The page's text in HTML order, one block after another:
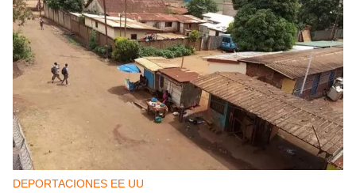
DEPORTACIONES EE UU